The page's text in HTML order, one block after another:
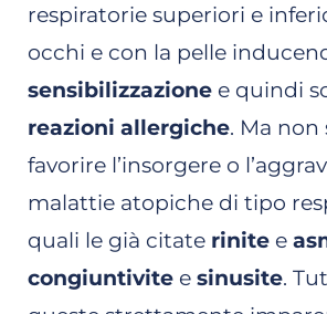
respiratorie superiori e
occhi e con la pelle
sensibilizzazione e quindi
reazioni allergiche. Ma non
favorire l’insorgere o
malattie atopiche di tipo
quali le già citate rinite e
congiuntivite e sinusite.